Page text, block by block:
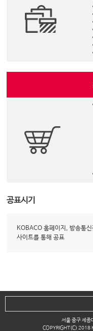
공표시기
KOBACO 홈페이지, 방송통
사이트를 통해 공표
서울 중구 세
COPYRIGHT(C) 2018